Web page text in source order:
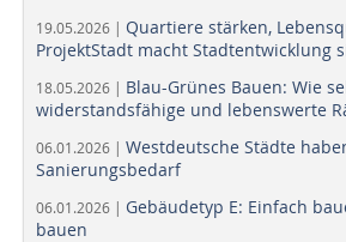
19.05.2026 | Quartiere stärken,
ProjektStadt macht Stadtentwicklung
18.05.2026 | Blau-Grünes Bauen: Wie
widerstandsfähige und lebenswerte
06.01.2026 | Westdeutsche Städte
Sanierungsbedarf
06.01.2026 | Gebäudetyp E: Einfach
bauen